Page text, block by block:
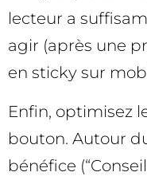
lecteur a
agir (après une
en sticky sur
Enfin, optimisez
bouton. Autour
bénéfice